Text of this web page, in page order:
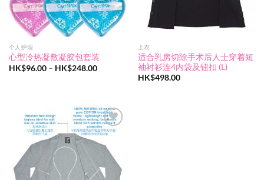
个人护理
心型冷热凝敷凝胶包套装
HK$96.00 – HK$248.00价
至
HK$248.00
上衣
适合乳房切除手术后人士穿着短
袖衬衫连4内袋及钮扣 (L)
HK$498.00
Add to
wishlist